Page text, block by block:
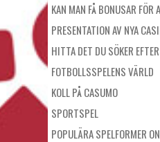
KAN MAN FÅ BONUSAR
PRESENTATION AV NYA
HITTA DET DU SÖKER EFTER
FOTBOLLSSPELENS VÄRLD
KOLL PÅ CASUMO
SPORTSPEL
POPULÄRA SPELFORMER